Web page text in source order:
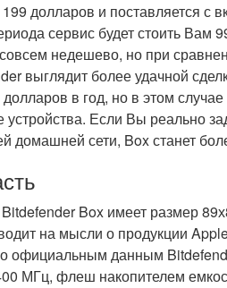
долларов и поставляется с
сервис будет стоить Вам
совсем недешево, но при
выглядит более удачной
в год, но в этом
Если Вы реально
домашней сети, Box станет
Box имеет размер
на мысли о продукции
официальным данным
МГц, флеш накопителем